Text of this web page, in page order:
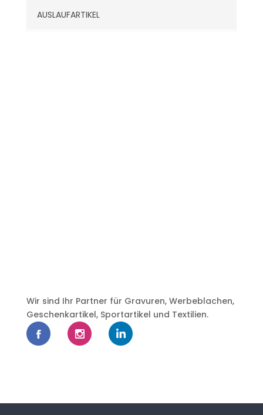
AUSLAUFARTIKEL
Wir sind Ihr Partner für Gravuren, Werbeblachen,
Geschenkartikel, Sportartikel und Textilien.